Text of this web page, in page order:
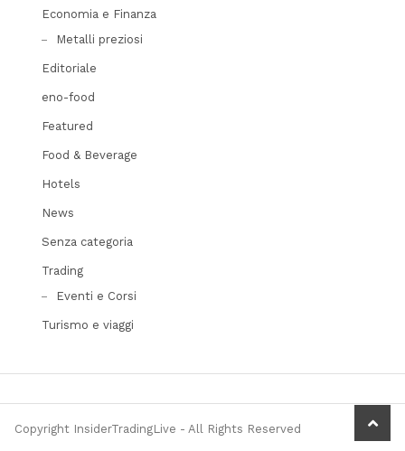
Economia e Finanza
Metalli preziosi
Editoriale
eno-food
Featured
Food & Beverage
Hotels
News
Senza categoria
Trading
Eventi e Corsi
Turismo e viaggi
Copyright InsiderTradingLive - All Rights Reserved